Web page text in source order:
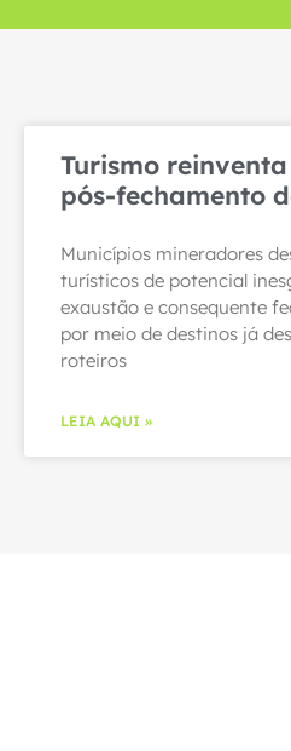
Turismo
pós-fechamento
Municípios mineradores
turísticos de potencial
exaustão e consequente
por meio de destinos já
roteiros
LEIA AQUI »